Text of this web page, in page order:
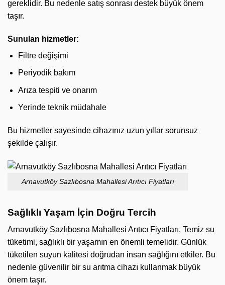
gereklidir. Bu nedenle satış sonrası destek büyük önem
taşır.
Sunulan hizmetler:
Filtre değişimi
Periyodik bakım
Arıza tespiti ve onarım
Yerinde teknik müdahale
Bu hizmetler sayesinde cihazınız uzun yıllar sorunsuz
şekilde çalışır.
Arnavutköy Sazlıbosna Mahallesi Arıtıcı Fiyatları
Sağlıklı Yaşam İçin Doğru Tercih
Arnavutköy Sazlıbosna Mahallesi Arıtıcı Fiyatları, Temiz su
tüketimi, sağlıklı bir yaşamın en önemli temelidir. Günlük
tüketilen suyun kalitesi doğrudan insan sağlığını etkiler. Bu
nedenle güvenilir bir su arıtma cihazı kullanmak büyük
önem taşır.